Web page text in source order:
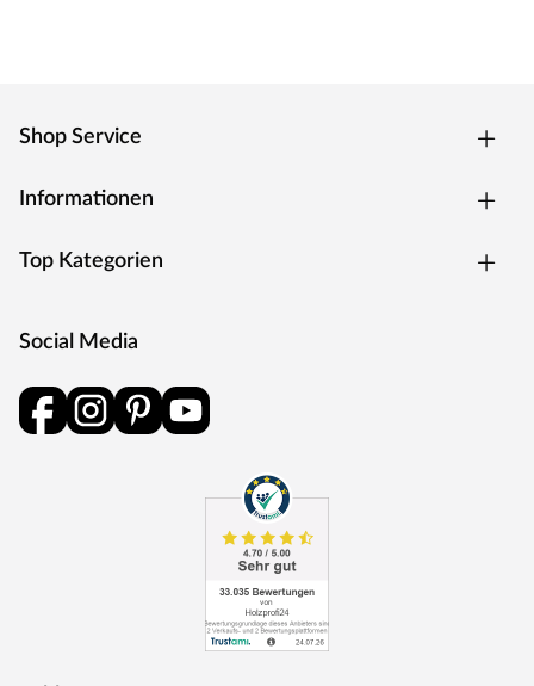
Shop Service
Informationen
Top Kategorien
Social Media